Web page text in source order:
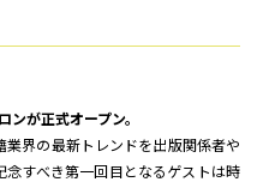
が正式オープン。
界の最新トレンドを出版関係者や
すべき第一回目となるゲストは時